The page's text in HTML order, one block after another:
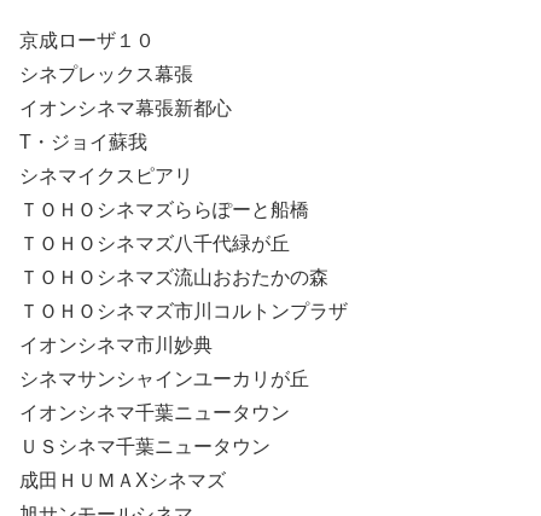
京成ローザ１０
シネプレックス幕張
イオンシネマ幕張新都心
T・ジョイ蘇我
シネマイクスピアリ
ＴＯＨＯシネマズららぽーと船橋
ＴＯＨＯシネマズ八千代緑が丘
ＴＯＨＯシネマズ流山おおたかの森
ＴＯＨＯシネマズ市川コルトンプラザ
イオンシネマ市川妙典
シネマサンシャインユーカリが丘
イオンシネマ千葉ニュータウン
ＵＳシネマ千葉ニュータウン
成田ＨＵＭＡXシネマズ